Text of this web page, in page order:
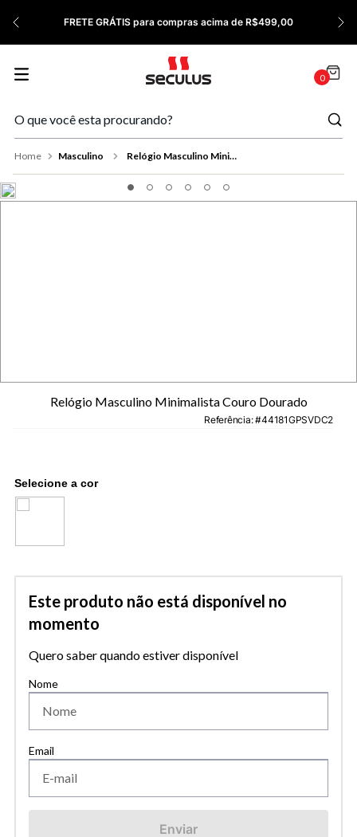
FRETE GRÁTIS para compras acima de R$499,00
0
Masculino Relógio Masculino Minimalista Couro Dourado
Relógio Masculino Minimalista Couro Dourado
Referência: 44181GPSVDC2
Este produto não está disponível no
momento
Quero saber quando estiver disponível
Enviar
9º